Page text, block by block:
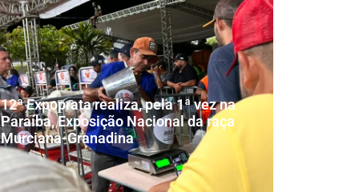
12ª Expoprata realiza, pela 1ª vez na
Paraíba, Exposição Nacional da raça
Murciana-Granadina